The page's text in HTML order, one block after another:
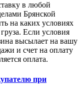
в любой
Брянской
на каких условиях
Если условия
высылает на вашу
и счет на оплату
оплата.
при